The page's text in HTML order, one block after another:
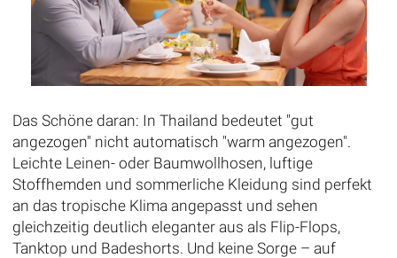
Das Schöne daran: In Thailand bedeutet "gut
angezogen" nicht automatisch "warm angezogen".
Leichte Leinen- oder Baumwollhosen, luftige
Stoffhemden und sommerliche Kleidung sind perfekt
an das tropische Klima angepasst und sehen
gleichzeitig deutlich eleganter aus als Flip-Flops,
Tanktop und Badeshorts. Und keine Sorge – auf